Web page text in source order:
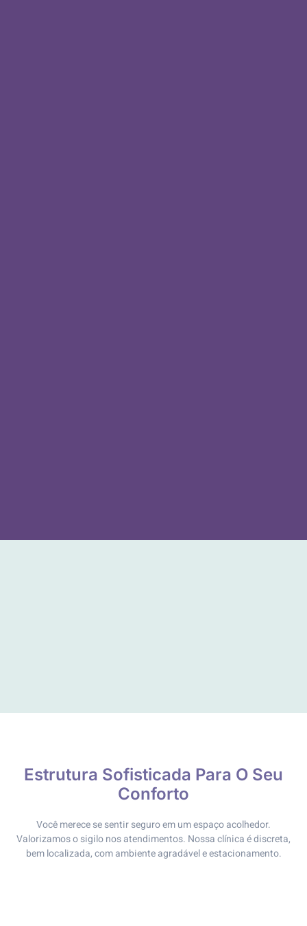
Estrutura Sofisticada Para O Seu
Conforto
Você merece se sentir seguro em um espaço acolhedor.
Valorizamos o sigilo nos atendimentos. Nossa clínica é discreta,
bem localizada, com ambiente agradável e estacionamento.